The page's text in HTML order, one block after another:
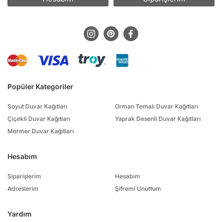
Popüler Kategoriler
Soyut Duvar Kağıtları
Çiçekli Duvar Kağıtları
Mermer Duvar Kağıtları
Orman Temalı Duvar Kağıtları
Yaprak Desenli Duvar Kağıtları
Hesabım
Siparişlerim
Adreslerim
Hesabım
Şifremi Unuttum
Yardım